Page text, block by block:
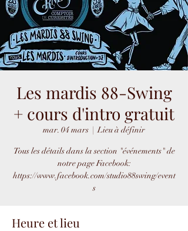
Les mardis 88-Swing
+ cours d'intro gratuit
mar. 04 mars
  |
Lieu à définir
Tous les détails dans la section "événements" de
notre page Facebook:
https://www.facebook.com/studio88swing/event
s
Heure et lieu